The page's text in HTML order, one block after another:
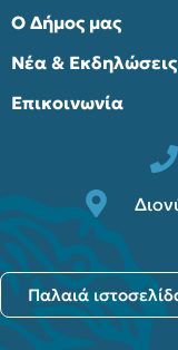
Ο Δήμος μας
Νέα & Εκδηλώσεις
Επικοινωνία
Παλαιά